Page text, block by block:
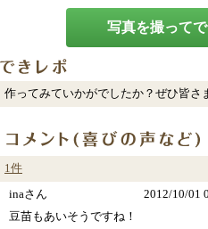
写真を撮って
作ってみていかがでしたか？ぜひ皆さ
1件
inaさん
2012/10/01
豆苗もあいそうですね！